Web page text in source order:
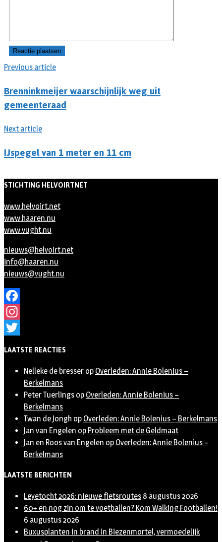
Previous article
Brenninkmeijer waarschijnlijk weg uit
gemeenteraad
Next article
IJspegel van 1 meter en 11 cm
STICHTING HELVOIRTNET
www.helvoirt.net
www.haaren.nu
www.vught.nu
nieuws@helvoirt.net
info@haaren.nu
nieuws@vught.nu
Facebook
Instagram
LAATSTE REACTIES
Nelleke de bresser op Overleden: Annie Bolenius –
Berkelmans
Peter Tuerlings op Overleden: Annie Bolenius –
Berkelmans
Twan de Jongh op Overleden: Annie Bolenius – Berkelmans
Jan van Engelen op Probleem met de Geldmaat
Jan en Roos van Engelen op Overleden: Annie Bolenius –
Berkelmans
LAATSTE BERICHTEN
Leyetocht 2026: nieuwe fietsroutes 8 augustus 2026
60+ en nog zin om te voetballen? Kom Walking Footballen!
6 augustus 2026
Buxusplanten in brand in Biezenmortel, vermoedelijk